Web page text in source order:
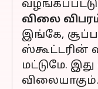
விலை
இங்கே,
ஸ்கூட்டரின்
மட்டுமே.
விலையாகும்.